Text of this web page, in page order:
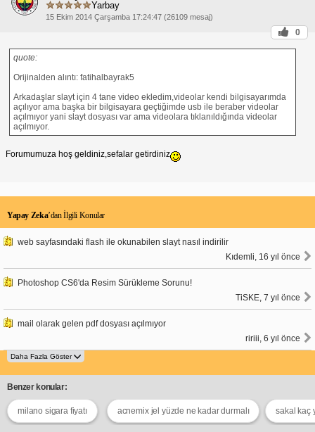
belirleyebilirsiniz.
Video için otomatik oynatmayı etkinleştirin:
Videonuz slayta eklendiğinde otomatik olarak
seçeneğini işaretleyerek otomatik oynatmayı
Bu adımları izleyerek "PowerPoint video
oynatmıyor" sorununu çözebilir ve sunumlarınızda
videoların sorunsuz bir şekilde oynatılmasını
sağlayabilirsiniz.
Yarbay
15 Ekim 2014 Çarşamba 17:24:47 (26109 mesaj)
0
quote:
Orijinalden alıntı: fatihalbayrak5
Arkadaşlar slayt için 4 tane video ekledim,videolar kendi bilgisayarımda
açılıyor ama başka bir bilgisayara geçtiğimde usb ile beraber videolar
açılmıyor yani slayt dosyası var ama videolara tıklanıldığında videolar
açılmıyor.
Forumumuza hoş geldiniz,sefalar getirdiniz
Yapay Zeka’dan İlgili Konular
web sayfasındaki flash ile okunabilen slayt nasıl indirilir
Kıdemli, 16 yıl önce
Photoshop CS6'da Resim Sürükleme Sorunu!
TiSKE, 7 yıl önce
mail olarak gelen pdf dosyası açılmıyor
ririii, 6 yıl önce
Benzer konular:
milano sigara fiyatı acnemix jel yüzde ne kadar durmalı sakal kaç